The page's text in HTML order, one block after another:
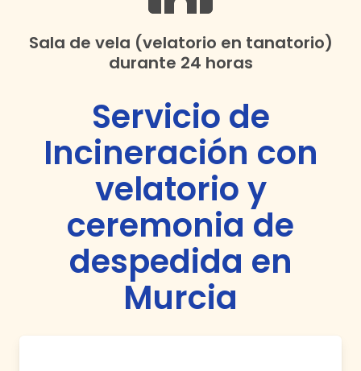
Sala de vela (velatorio en tanatorio)
durante 24 horas
Servicio de
Incineración con
velatorio y
ceremonia de
despedida en
Murcia